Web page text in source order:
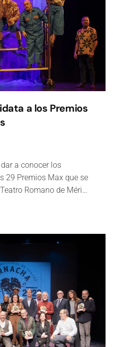
a los Premios
a conocer los
29 Premios Max que se
Romano de Méri…